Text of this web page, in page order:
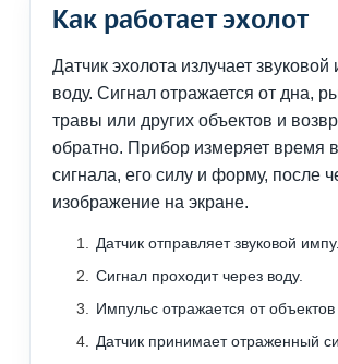
Как работает эхолот
Датчик эхолота излучает звуковой
воду. Сигнал отражается от дна,
травы или других объектов и
обратно. Прибор измеряет время
сигнала, его силу и форму, после
изображение на экране.
Датчик отправляет звуковой
Сигнал проходит через воду.
Импульс отражается от объектов
Датчик принимает отраженный